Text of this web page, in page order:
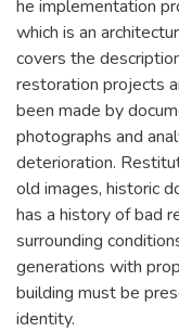
he implementation
which is an
covers the
restoration projects
been made by
photographs and
deterioration.
old images, historic
has a history of bad
surrounding
generations with
building must be
identity.